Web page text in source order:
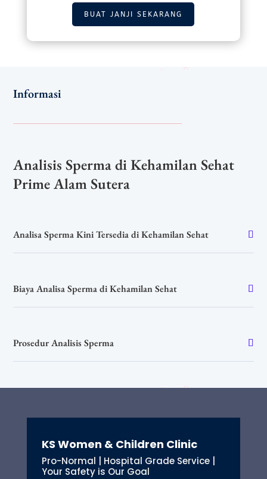
BUAT JANJI SEKARANG
Informasi
Analisis Sperma di Kehamilan Sehat
Prime Alam Sutera
Analisa Sperma Kini Tersedia di Kehamilan Sehat
Biaya Analisa Sperma di Kehamilan Sehat
Prosedur Analisis Sperma
KS Women & Children Clinic
Pro-Normal | Hospital Grade Service |
Your Safety is Our Goal